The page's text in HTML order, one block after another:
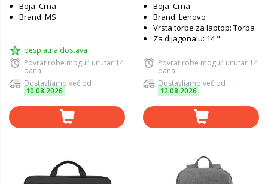
Boja: Crna
Brand: MS
besplatna dostava
Povrat robe moguć unutar 14
dana
Dostavljamo već od
10.08.2026
Boja: Crna
Brand: Lenovo
Vrsta torbe za laptop: Torba
Za dijagonalu: 14 "
Povrat robe moguć unutar 14
dana
Dostavljamo već od
12.08.2026